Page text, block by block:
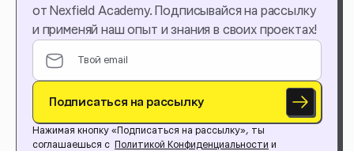
от Nexfield Academy. Подписывайся на рассылку
и применяй наш опыт и знания в своих проектах!
Подписаться на рассылку
Нажимая кнопку «Подписаться на рассылку», ты
соглашаешься с
Политикой Конфиденциальности и